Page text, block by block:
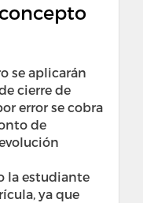
se aplicarán
cierre de
error se cobra
de
la estudiante
ya que